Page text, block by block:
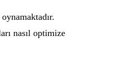
nasıl optimize